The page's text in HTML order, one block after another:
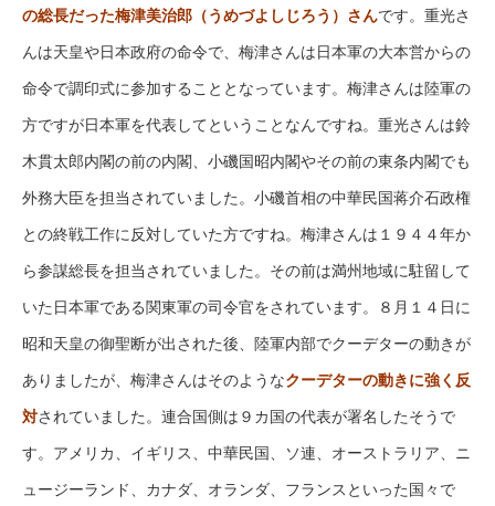
の総長だった梅津美治郎（うめづよしじろう）さんです。重光さ
んは天皇や日本政府の命令で、梅津さんは日本軍の大本営からの
命令で調印式に参加することとなっています。梅津さんは陸軍の
方ですが日本軍を代表してということなんですね。重光さんは鈴
木貫太郎内閣の前の内閣、小磯国昭内閣やその前の東条内閣でも
外務大臣を担当されていました。小磯首相の中華民国蒋介石政権
との終戦工作に反対していた方ですね。梅津さんは１９４４年か
ら参謀総長を担当されていました。その前は満州地域に駐留して
いた日本軍である関東軍の司令官をされています。８月１４日に
昭和天皇の御聖断が出された後、陸軍内部でクーデターの動きが
ありましたが、梅津さんはそのようなクーデターの動きに強く反
対されていました。連合国側は９カ国の代表が署名したそうで
す。アメリカ、イギリス、中華民国、ソ連、オーストラリア、ニ
ュージーランド、カナダ、オランダ、フランスといった国々で